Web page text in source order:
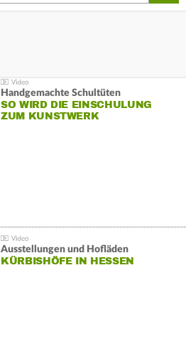
Handgemachte Schultüten
SO WIRD DIE EINSCHULUNG
ZUM KUNSTWERK
Ausstellungen und Hofläden
KÜRBISHÖFE IN HESSEN